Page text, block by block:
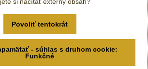
si načítať externý obsah?
Povoliť tentokrát
- súhlas s druhom cookie:
Funkčné